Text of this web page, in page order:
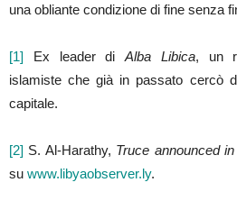
una obliante condizione di fine senza
[1] Ex leader diAlba Libica, un
islamiste che già in passato cercò
capitale.
[2] S. Al-Harathy, Truce announced
su www.libyaobserver.ly.